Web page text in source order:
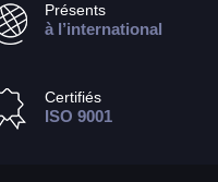
Présents
à l’international
Certifiés
ISO 9001